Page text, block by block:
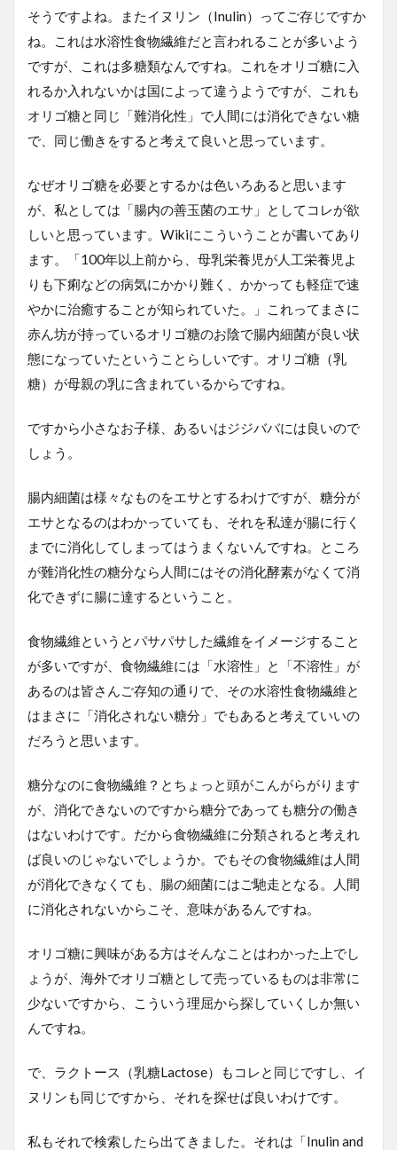
そうですよね。またイヌリン（Inulin）ってご存じですか
ね。これは水溶性食物繊維だと言われることが多いよう
ですが、これは多糖類なんですね。これをオリゴ糖に入
れるか入れないかは国によって違うようですが、これも
オリゴ糖と同じ「難消化性」で人間には消化できない糖
で、同じ働きをすると考えて良いと思っています。
なぜオリゴ糖を必要とするかは色いろあると思います
が、私としては「腸内の善玉菌のエサ」としてコレが欲
しいと思っています。Wikiにこういうことが書いてあり
ます。「100年以上前から、母乳栄養児が人工栄養児よ
りも下痢などの病気にかかり難く、かかっても軽症で速
やかに治癒することが知られていた。」これってまさに
赤ん坊が持っているオリゴ糖のお陰で腸内細菌が良い状
態になっていたということらしいです。オリゴ糖（乳
糖）が母親の乳に含まれているからですね。
ですから小さなお子様、あるいはジジババには良いので
しょう。
腸内細菌は様々なものをエサとするわけですが、糖分が
エサとなるのはわかっていても、それを私達が腸に行く
までに消化してしまってはうまくないんですね。ところ
が難消化性の糖分なら人間にはその消化酵素がなくて消
化できずに腸に達するということ。
食物繊維というとパサパサした繊維をイメージすること
が多いですが、食物繊維には「水溶性」と「不溶性」が
あるのは皆さんご存知の通りで、その水溶性食物繊維と
はまさに「消化されない糖分」でもあると考えていいの
だろうと思います。
糖分なのに食物繊維？とちょっと頭がこんがらがります
が、消化できないのですから糖分であっても糖分の働き
はないわけです。だから食物繊維に分類されると考えれ
ば良いのじゃないでしょうか。でもその食物繊維は人間
が消化できなくても、腸の細菌にはご馳走となる。人間
に消化されないからこそ、意味があるんですね。
オリゴ糖に興味がある方はそんなことはわかった上でし
ょうが、海外でオリゴ糖として売っているものは非常に
少ないですから、こういう理屈から探していくしか無い
んですね。
で、ラクトース（乳糖Lactose）もコレと同じですし、イ
ヌリンも同じですから、それを探せば良いわけです。
私もそれで検索したら出てきました。それは「Inulin and